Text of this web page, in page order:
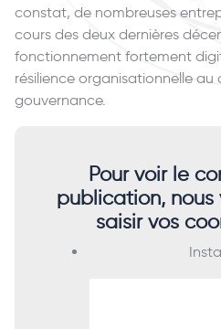
constat, de nombreuses
cours des deux dernières
fonctionnement fortement
résilience organisationnelle
gouvernance.
Pour voir le
publication, nous
saisir vos